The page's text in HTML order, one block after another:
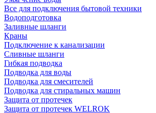
Все для подключения бытовой техники
Водоподготовка
Заливные шланги
Краны
Подключение к канализации
Сливные шланги
Гибкая подводка
Подводка для воды
Подводка для смесителей
Подводка для стиральных машин
Защита от протечек
Защита от протечек WELROK